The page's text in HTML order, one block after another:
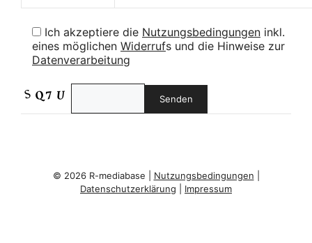
Ich akzeptiere die Nutzungsbedingungen inkl.
eines möglichen Widerrufs und die Hinweise zur
Datenverarbeitung
© 2026 R-mediabase | Nutzungsbedingungen
Datenschutzerklärung
Impressum